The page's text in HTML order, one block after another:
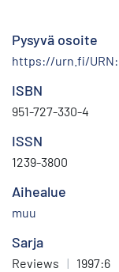
Pysyvä osoite
https://urn.fi/
ISBN
951-727-330-4
ISSN
1239-3800
Aihealue
muu
Sarja
Reviews | 1997:6